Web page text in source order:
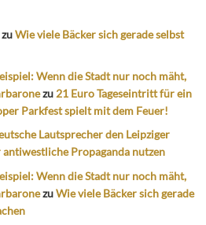
zuWie viele Bäcker sich gerade selbst
Wenn die Stadt nur noch mäht,
zu 21 Euro Tageseintritt für ein
Parkfest spielt mit dem Feuer!
Lautsprecher den Leipziger
Propaganda nutzen
Wenn die Stadt nur noch mäht,
zuWie viele Bäcker sich gerade